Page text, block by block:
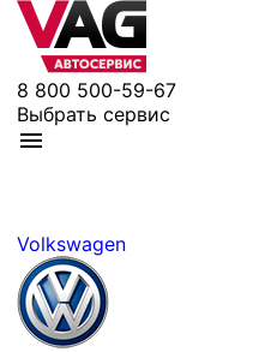
8 800 500-59-67
Выбрать сервис
Volkswagen